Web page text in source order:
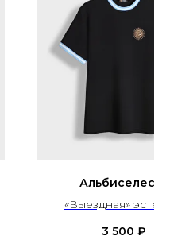
Альбиселесте
«Выездная»
3 500 ₽